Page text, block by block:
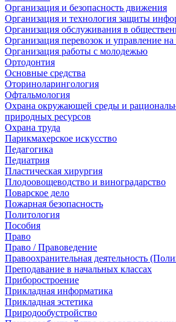
Организация и безопасность движения
Организация и технология защиты
Организация обслуживания в
Организация перевозок и управление на
Организация работы с молодежью
Ортодонтия
Основные средства
Оториноларингология
Офтальмология
Охрана окружающей среды и
природных ресурсов
Охрана труда
Парикмахерское искусство
Педагогика
Педиатрия
Пластическая хирургия
Плодоовощеводство и виноградарство
Поварское дело
Пожарная безопасность
Политология
Пособия
Право
Право / Правоведение
Правоохранительная деятельность
Преподавание в начальных классах
Приборостроение
Прикладная информатика
Прикладная эстетика
Природообустройство